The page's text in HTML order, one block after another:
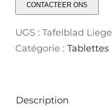
CONTACTEER ONS
UGS : Tafelblad Liege
Catégorie : Tablettes
Description